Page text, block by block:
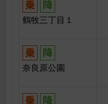
鶴牧三丁目１
奈良原公園